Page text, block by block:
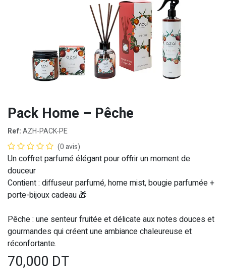
Pack Home – Pêche
Ref:AZH-PACK-PE
(0 avis)
Un coffret parfumé élégant pour offrir un moment de
douceur
Contient : diffuseur parfumé, home mist, bougie parfumée +
porte-bijoux cadeau 🎁
Pêche : une senteur fruitée et délicate aux notes douces et
gourmandes qui créent une ambiance chaleureuse et
réconfortante.
70,000 DT